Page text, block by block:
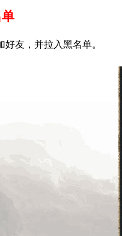
友，并拉入黑名单。